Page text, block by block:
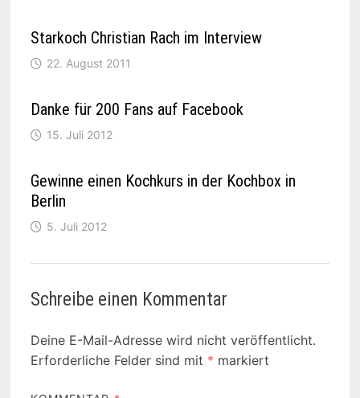
Starkoch Christian Rach im Interview
22. August 2011
Danke für 200 Fans auf Facebook
15. Juli 2012
Gewinne einen Kochkurs in der Kochbox in
Berlin
5. Juli 2012
Schreibe einen Kommentar
Deine E-Mail-Adresse wird nicht veröffentlicht.
Erforderliche Felder sind mit * markiert